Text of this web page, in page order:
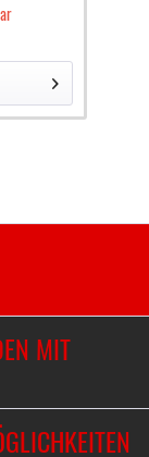
MIT